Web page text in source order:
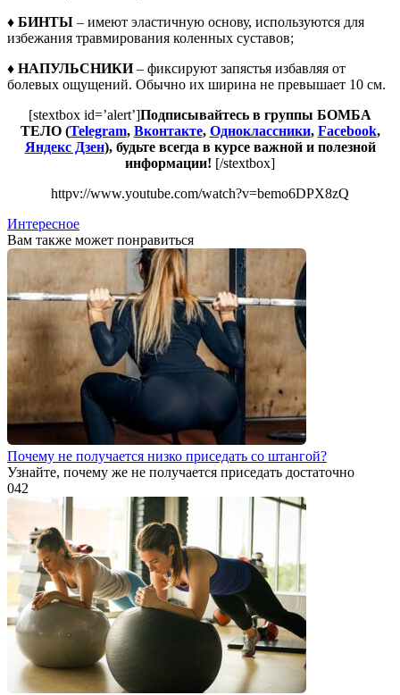
♦ БИНТЫ – имеют эластичную основу, используются для
избежания травмирования коленных суставов;
♦ НАПУЛЬСНИКИ– фиксируют запястья избавляя от
болевых ощущений. Обычно их ширина не превышает 10 см.
[stextbox id=’alert’]Подписывайтесь в группы БОМБА
ТЕЛО (Telegram, Вконтакте, Одноклассники, Facebook,
Яндекс Дзен), будьте всегда в курсе важной и полезной
информации! [/stextbox]
httpv://www.youtube.com/watch?v=bemo6DPX8zQ
Интересное
Вам также может понравиться
Почему не получается низко приседать со штангой?
Узнайте, почему же не получается приседать достаточно
042